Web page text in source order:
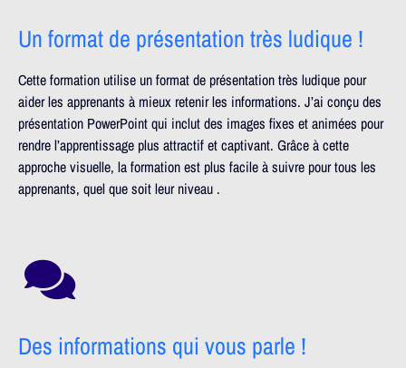
Un format de présentation très ludique !
Cette formation utilise un format de présentation très ludique pour
aider les apprenants à mieux retenir les informations. J’ai conçu des
présentation PowerPoint qui inclut des images fixes et animées pour
rendre l’apprentissage plus attractif et captivant. Grâce à cette
approche visuelle, la formation est plus facile à suivre pour tous les
apprenants, quel que soit leur niveau .
Des informations qui vous parle !